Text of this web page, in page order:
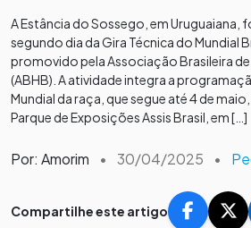
A Estância do Sossego, em Uruguaiana,
segundo dia da Gira Técnica do Mundial
promovido pela Associação Brasileira
(ABHB). A atividade integra a
Mundial da raça, que segue até 4 de
Parque de Exposições Assis Brasil, em […]
Por: Amorim • 30/04/2025 •
Compartilhe este artigo